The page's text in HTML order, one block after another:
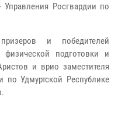
Управления Росгвардии по
и победителей
физической подготовки и
и врио заместителя
по Удмуртской Республике